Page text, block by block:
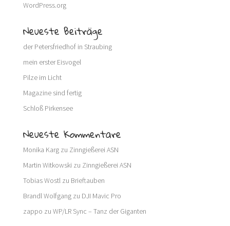
WordPress.org
Neueste Beiträge
der Petersfriedhof in Straubing
mein erster Eisvogel
Pilze im Licht
Magazine sind fertig
Schloß Pirkensee
Neueste Kommentare
Monika Kargzu Zinngießerei ASN
Martin Witkowski zu Zinngießerei ASN
Tobias Wostlzu Brieftauben
Brandl Wolfgangzu DJI Mavic Pro
zappo zu WP/LR Sync – Tanz der Giganten